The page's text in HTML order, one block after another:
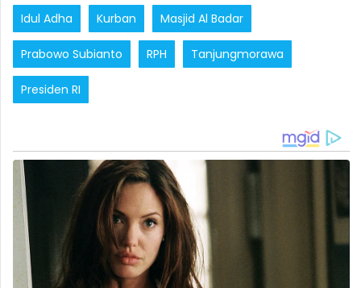
Idul Adha Kurban Masjid Al Badar
Prabowo Subianto RPH Tanjungmorawa
Presiden RI